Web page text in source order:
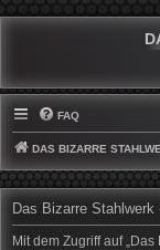
FAQ
DAS BIZARRE
Das Bizarre
Mit dem Zugriff auf